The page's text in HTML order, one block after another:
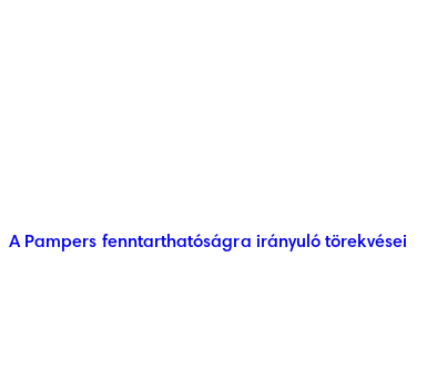
A Pampers fenntarthatóságra irányuló törekvései